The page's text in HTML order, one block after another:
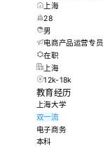
上海
28
男
电商产品运营专员
在职
上海
12k-18k
教育经历
上海大学
双一流
电子商务
本科